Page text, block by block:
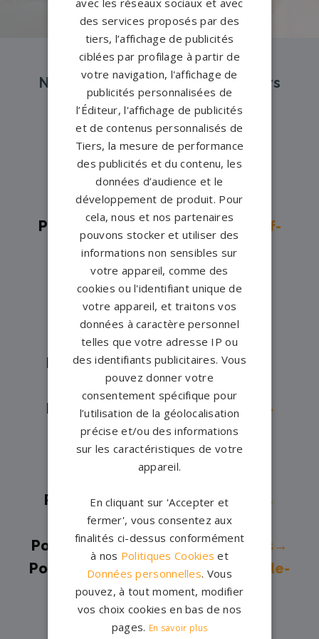
Nos pompes funèbres et marbriers
partenaires à proximité
Pompes funèbres -Aix-en-
Provence→
Pompes funèbres -Aubagne→
Pompes funèbres -Châteauneuf-
les-Martigues→
Pompes funèbres -
Châteaurenard→
Pompes funèbres -
Ensuès-la-
Redonne→
Pompes funèbres -Gardanne→
Pompes funèbres - La Ciotat→
Pompes funèbres -La Fare-les-
Oliviers→
Pompes funèbres -Lanson-
Provence→
Pompes funèbres -Marignane→
Pompes funèbres -Marseille→
Pompes funèbres -Saint-Chamas→
Pompes funèbres - Saint-Martin-de-
Crau→
Pompes funèbres - Salon-de-
avec les réseaux sociaux et avec
des services proposés par des
tiers, l’affichage de publicités
ciblées par profilage à partir de
votre navigation, l'affichage de
publicités personnalisées de
l’Éditeur, l'affichage de publicités
et de contenus personnalisés de
Tiers, la mesure de performance
des publicités et du contenu, les
données d’audience et le
développement de produit. Pour
cela, nous et nos partenaires
pouvons stocker et utiliser des
informations non sensibles sur
votre appareil, comme des
cookies ou l'identifiant unique de
votre appareil, et traitons vos
données à caractère personnel
telles que votre adresse IP ou
des identifiants publicitaires. Vous
pouvez donner votre
consentement spécifique pour
l’utilisation de la géolocalisation
précise et/ou des informations
sur les caractéristiques de votre
appareil.
En cliquant sur 'Accepter et
fermer', vous consentez aux
finalités ci-dessus conformément
à nos Politiques Cookies et
Données personnelles. Vous
pouvez, à tout moment, modifier
vos choix cookies en bas de nos
pages. En savoir plus